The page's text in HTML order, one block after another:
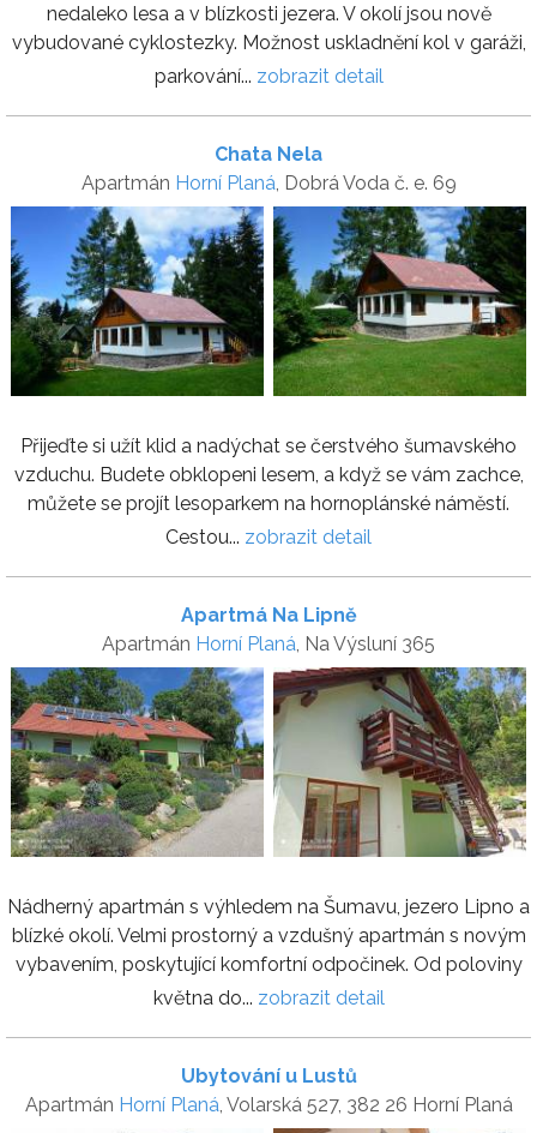
nedaleko lesa a v blízkosti jezera. V okolí jsou nově
vybudované cyklostezky. Možnost uskladnění kol v garáži,
parkování... zobrazit detail
Chata Nela
Apartmán Horní Planá , Dobrá Voda č. e. 69
Přijeďte si užít klid a nadýchat se čerstvého šumavského
vzduchu. Budete obklopeni lesem, a když se vám zachce,
můžete se projít lesoparkem na hornoplánské náměstí.
Cestou... zobrazit detail
Apartmá Na Lipně
Apartmán Horní Planá, Na Výsluní 365
Nádherný apartmán s výhledem na Šumavu, jezero Lipno a
blízké okolí. Velmi prostorný a vzdušný apartmán s novým
vybavením, poskytující komfortní odpočinek. Od poloviny
května do... zobrazit detail
Ubytování u Lustů
Apartmán Horní Planá, Volarská 527, 382 26 Horní Planá